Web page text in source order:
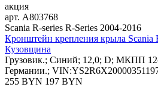
акция
арт. A803768
Scania R-series R-Series 2004-2016
Кронштейн крепления крыла Scania
Кузовщина
Грузовик.; Синий; 12,0; D; МКПП
Германии.;
255 BYN 197 BYN